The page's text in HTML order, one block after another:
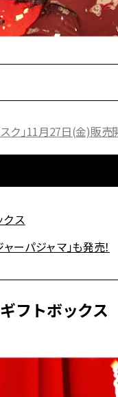
ク」11月27日(金)販売
クス
ーパジャマ」も発売！
フトボックス
BEAUTY Aug, 5,
ボ」を。新【SOFINA
シィ]
BEAUTY Nov, 17,
ラッシィ]
夏の深刻なくすみ・色
プローチ！【透明感を
ィ]